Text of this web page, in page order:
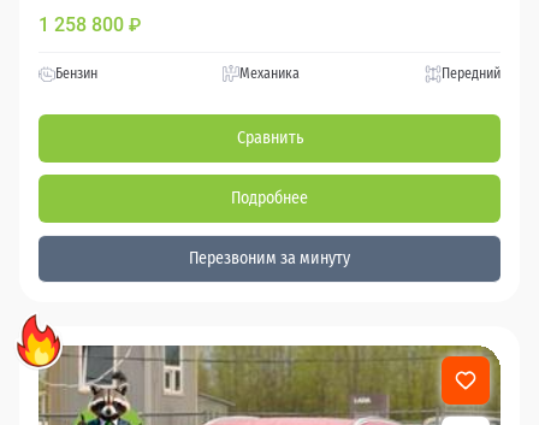
1 258 800 ₽
Бензин Механика Передний
Сравнить
Подробнее
Перезвоним за минуту